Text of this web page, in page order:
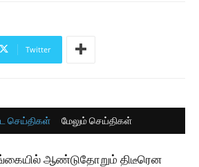
Twitter
செய்திகள் மேலும் செய்திகள்
ஆண்டுதோறும் திடீரென